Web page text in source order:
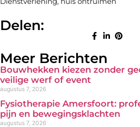
Delen:
Meer Berichten
Bouwhekken kiezen zonder
veilige werf of event
augustus 7, 2026
Fysiotherapie Amersfoort:
pijn en bewegingsklachten
augustus 7, 2026